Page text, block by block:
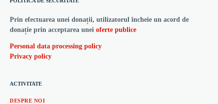
ACTIVITATE
DESPRE NOI
Prin efectuarea unei donații, utilizatorul încheie un acord de
donație prin acceptarea unei oferte publice
Personal data processing policy
Privacy policy